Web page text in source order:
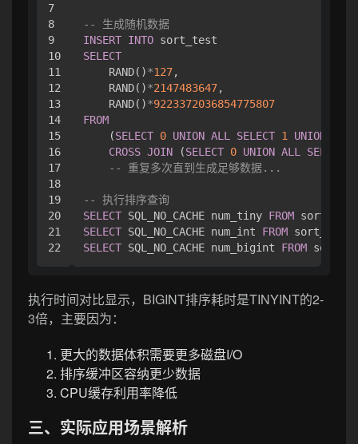
7
8
9
10
11
12
13
14
15
16
17
18
19
20
21
-- 生成随机数据
INSERT INTO
SELECT
    RAND()
*127,
    RAND()
*2147483647,
    RAND()
*9223372036854775807
FROM
    (
SELECT 0 UNION ALL SELECT 1 UNION
CROSS JOIN (SELECT 0 UNION ALL SELECT
-- 重复多次直到生成足够数据...
-- 执行排序查询
SELECT SQL_NO_CACHE num_tiny FROM
SELECT SQL_NO_CACHE num_int FROM sort_test
SELECT SQL_NO_CACHE num_bigint FROM
执行时间对比显示，BIGINT排序耗时是TINYINT的2-
3倍，主要因为：
更大的数据体积需要更多磁盘I/O
排序缓冲区容纳更少数据
CPU缓存利用率降低
三、实际应用场景解析